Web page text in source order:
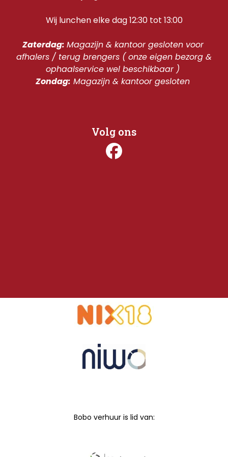
Wij lunchen elke dag 12:30 tot 13:00
Zaterdag: Magazijn & kantoor gesloten voor
afhalers / terug brengers ( onze eigen bezorg &
ophaalservice wel beschikbaar )
Zondag: Magazijn & kantoor gesloten
Volg ons
Bobo verhuur is lid van: